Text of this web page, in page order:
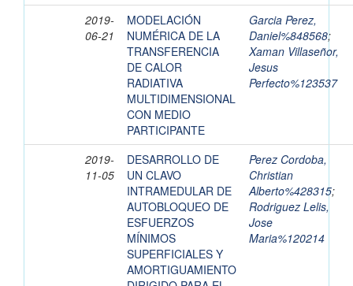
2019-
06-21
MODELACIÓN
NUMÉRICA DE LA
TRANSFERENCIA
DE CALOR
RADIATIVA
MULTIDIMENSIONAL
CON MEDIO
PARTICIPANTE
Garcia Perez,
Daniel%848568;
Xaman Villaseñor,
Jesus
Perfecto%123537
2019-
11-05
DESARROLLO DE
UN CLAVO
INTRAMEDULAR DE
AUTOBLOQUEO DE
ESFUERZOS
MÍNIMOS
SUPERFICIALES Y
AMORTIGUAMIENTO
Perez Cordoba,
Christian
Alberto%428315;
Rodriguez Lelis,
Jose
Maria%120214